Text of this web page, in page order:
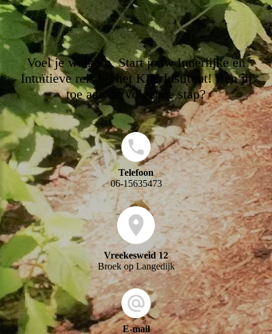
Voel je welkom, Start jouw Innerlijke en
Intuïtieve reis bij het KIV Instituut! Ben jij
toe aan de volgende stap?
Telefoon
06-15635473
Vreekesweid 12
Broek op Langedijk
E-mail